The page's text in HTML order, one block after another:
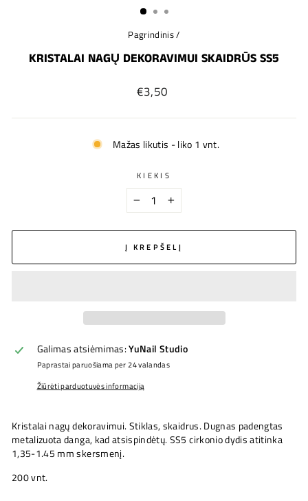
Pagrindinis/
KRISTALAI NAGŲ DEKORAVIMUI SKAIDRŪS SS5
Įprastinė
€3,50
Mažas likutis - liko 1 vnt.
KIEKIS
+
Į KREPŠELĮ
Galimas atsiėmimas:YuNail Studio
Paprastai paruošiama per 24 valandas
Žiūrėti parduotuvės informaciją
Kristalai nagų dekoravimui.Stiklas, skaidrus.Dugnas padengtas
metalizuota danga, kad atsispindėtų.SS5 cirkonio dydis atitinka
1,35-1.45 mm skersmenį.
200 vnt.